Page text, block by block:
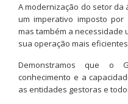
A modernização do setor
um imperativo imposto
mas também a necessidade
sua operação mais
Demonstramos que o
conhecimento e a
as entidades gestoras e